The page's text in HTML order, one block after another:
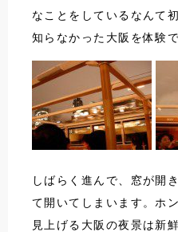
なことをしているなんて
知らなかった大阪を体験で
しばらく進んで、窓が開
て開いてしまいます。ホ
見上げる大阪の夜景は新